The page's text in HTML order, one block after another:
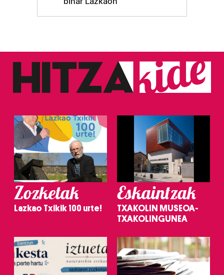
Zozketak
Lazkao Txikik 100 urte!
Eskaintzak
TXAKOLIN MUSEOA-
TXAKOLINGUNEA